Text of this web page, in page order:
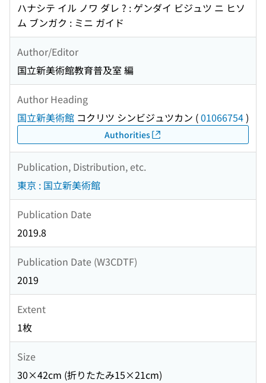
ハナシテ イル ノワ ダレ ? : ゲンダイ ビジュツ ニ ヒソ
ム ブンガク : ミニ ガイド
Author/Editor
国立新美術館教育普及室 編
Author Heading
国立新美術館 コクリツ シンビジュツカン (01066754)
Authorities
Publication, Distribution, etc.
東京 : 国立新美術館
Publication Date
2019.8
Publication Date (W3CDTF)
2019
Extent
1枚
Size
30×42cm (折りたたみ15×21cm)